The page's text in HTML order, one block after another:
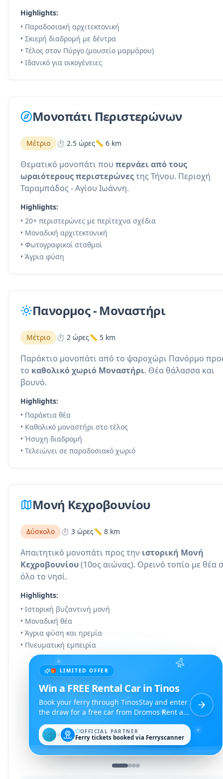
Highlights:
• Παραδοσιακή αρχιτεκτονική
• Σκιερή διαδρομή με δέντρα
• Τέλος στον Πύργο (μουσείο μαρμάρου)
• Ιδανικό για οικογένειες
Μονοπάτι Περιστερώνων
Μέτριο ⏱️ 2.5 ώρες📏 6 km
Θεματικό μονοπάτι που περνάει από τους
ωραιότερους περιστερώνεςτης Τήνου. Περιοχή
Ταραμπάδος - Αγίου Ιωάννη.
Highlights:
• 20+ περιστερώνες με περίτεχνα σχέδια
• Μοναδική αρχιτεκτονική
• Φωτογραφικοί σταθμοί
• Άγρια φύση
Πανορμος - Μοναστήρι
Μέτριο ⏱️ 2 ώρες📏 5 km
Παράκτιο μονοπάτι από το ψαροχώρι Πανόρμο
το καθολικό χωριό Μοναστήρι. Θέα θάλασσα και
βουνό.
Highlights:
• Παράκτια θέα
• Καθολικό μοναστήρι στο τέλος
• Ήσυχη διαδρομή
• Τελειώνει σε παραδοσιακό χωριό
Μονή Κεχροβουνίου
Δύσκολο ⏱️ 3 ώρες📏 8 km
Απαιτητικό μονοπάτι προς την ιστορική Μονή
Κεχροβουνίου(10ος αιώνας). Ορεινό τοπίο με θέα
όλο το νησί.
Highlights:
• Ιστορική βυζαντινή μονή
• Μοναδική θέα
• Άγρια φύση και ηρεμία
• Πνευματική εμπειρία
🎁 LIMITED OFFER
Win a FREE Rental Car in Tinos
Book your ferry through TinosStay and enter
the draw for a free car from Dromos Rent a
Car.
✕ OFFICIAL PARTNER
Ferry tickets booked via Ferryscanner